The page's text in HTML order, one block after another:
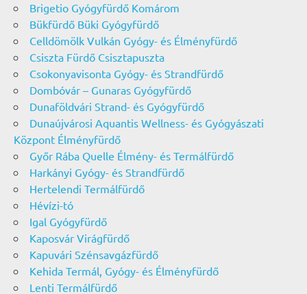
Brigetio Gyógyfürdő Komárom
Bükfürdő Büki Gyógyfürdő
Celldömölk Vulkán Gyógy- és Élményfürdő
Csiszta Fürdő Csisztapuszta
Csokonyavisonta Gyógy- és Strandfürdő
Dombóvár – Gunaras Gyógyfürdő
Dunaföldvári Strand- és Gyógyfürdő
Dunaújvárosi Aquantis Wellness- és Gyógyászati
Központ Élményfürdő
Győr Rába Quelle Élmény- és Termálfürdő
Harkányi Gyógy- és Strandfürdő
Hertelendi Termálfürdő
Hévízi-tó
Igal Gyógyfürdő
Kaposvár Virágfürdő
Kapuvári Szénsavgázfürdő
Kehida Termál, Gyógy- és Élményfürdő
Lenti Termálfürdő